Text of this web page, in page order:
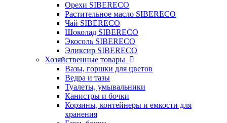
Орехи SIBERECO
Растительное масло SIBERECO
Чай SIBERECO
Шоколад SIBERECO
Экосоль SIBERECO
Эликсир SIBERECO
Хозяйственные товары
Вазы, горшки для цветов
Ведра и тазы
Туалеты, умывальники
Канистры и бочки
Корзины, контейнеры и емкости для
хранения